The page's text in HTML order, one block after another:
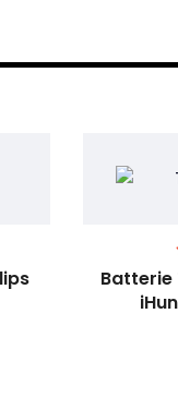
Batterie